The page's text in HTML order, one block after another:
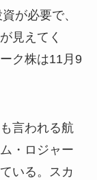
が必要で、
見えてく
ク株は11月9
言われる航
・ロジャー
いる。スカ